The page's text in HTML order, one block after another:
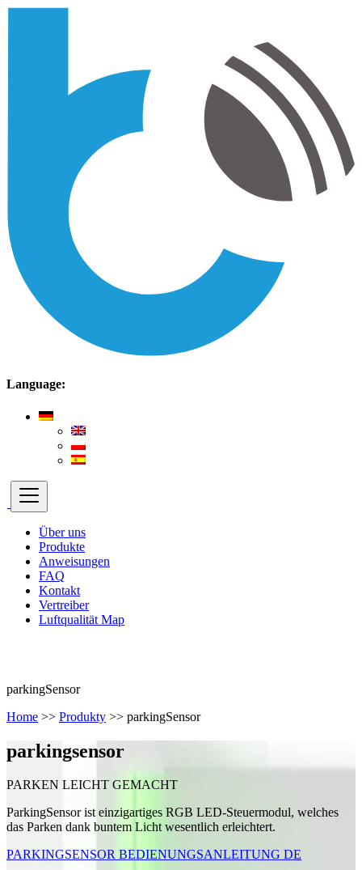
Language:
Über uns
Produkte
Anweisungen
FAQ
Kontakt
Vertreiber
Luftqualität Map
parkingSensor
Home >> Produkty >> parkingSensor
parkingsensor
PARKEN LEICHT GEMACHT
ParkingSensor ist einzigartiges RGB LED-Steuermodul, welches
das Parken dank buntem Licht wesentlich erleichtert.
PARKINGSENSOR BEDIENUNGSANLEITUNG DE